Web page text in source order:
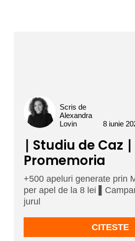
Scris de
Alexandra
Lovin
8 iunie
∣ Studiu de Caz ∣
Promemoria
+500 apeluri generate prin
per apel de la 8 lei
jurul
CITESTE